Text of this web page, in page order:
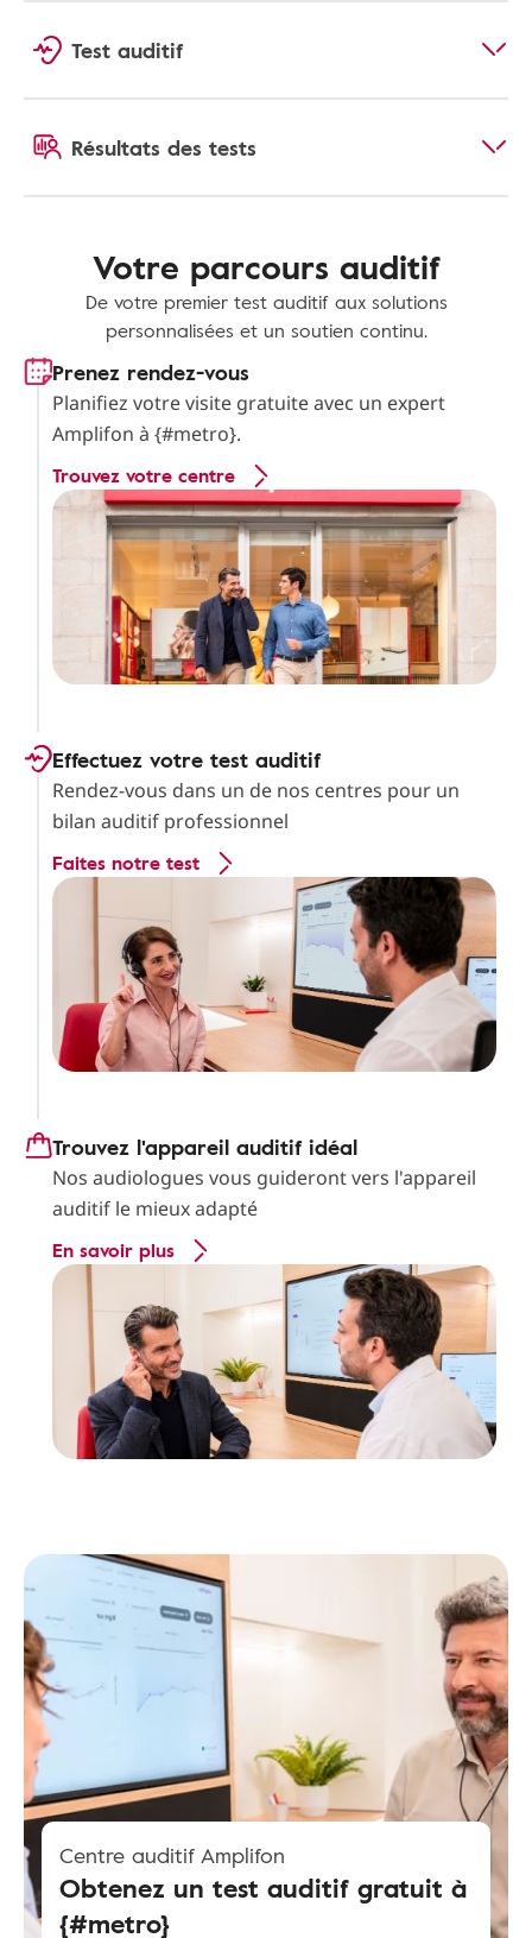
Test auditif
Résultats des tests
Votre parcours auditif
De votre premier test auditif aux solutions
personnalisées et un soutien continu.
Prenez rendez-vous
Planifiez votre visite gratuite avec un expert
Amplifon à {#metro}.
Trouvez votre centre
Effectuez votre test auditif
Rendez-vous dans un de nos centres pour un
bilan auditif professionnel
Faites notre test
Trouvez l'appareil auditif idéal
Nos audiologues vous guideront vers l'appareil
auditif le mieux adapté
En savoir plus
Centre auditif Amplifon
Obtenez un test auditif gratuit à
{#metro}